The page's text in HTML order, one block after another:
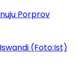
Porprov